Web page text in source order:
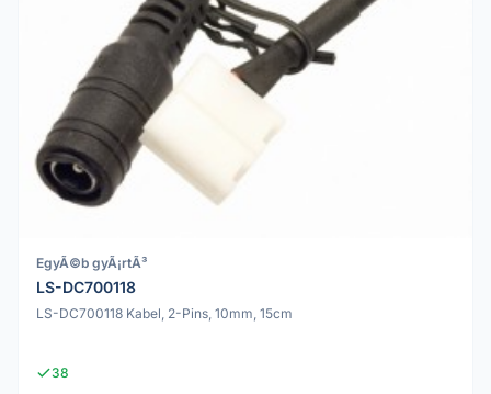
EgyÃ©b gyÃ¡rtÃ³
LS-DC700118
LS-DC700118 Kabel, 2-Pins, 10mm, 15cm
38